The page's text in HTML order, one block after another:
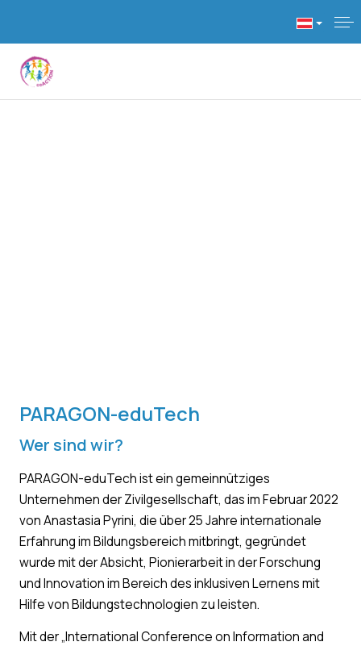
PARAGON-eduTech
Wer sind wir?
PARAGON-eduTech ist ein gemeinnütziges
Unternehmen der Zivilgesellschaft, das im Februar 2022
von Anastasia Pyrini, die über 25 Jahre internationale
Erfahrung im Bildungsbereich mitbringt, gegründet
wurde mit der Absicht, Pionierarbeit in der Forschung
und Innovation im Bereich des inklusiven Lernens mit
Hilfe von Bildungstechnologien zu leisten.
Mit der „International Conference on Information and